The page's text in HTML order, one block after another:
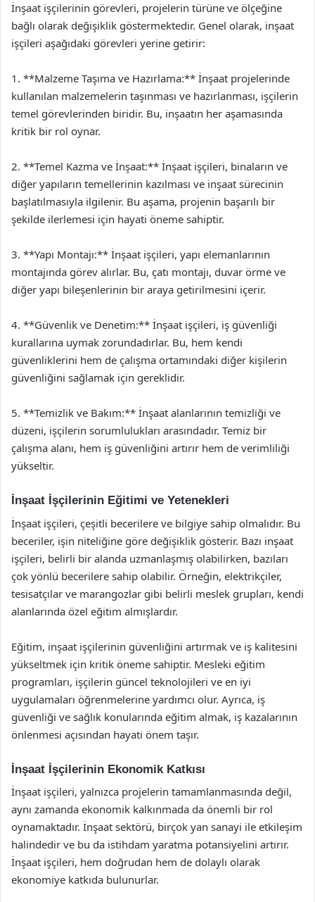
İnşaat işçilerinin görevleri, projelerin türüne ve ölçeğine
bağlı olarak değişiklik göstermektedir. Genel olarak, inşaat
işçileri aşağıdaki görevleri yerine getirir:
1. **Malzeme Taşıma ve Hazırlama:** İnşaat projelerinde
kullanılan malzemelerin taşınması ve hazırlanması, işçilerin
temel görevlerinden biridir. Bu, inşaatın her aşamasında
kritik bir rol oynar.
2. **Temel Kazma ve İnşaat:** İnşaat işçileri, binaların ve
diğer yapıların temellerinin kazılması ve inşaat sürecinin
başlatılmasıyla ilgilenir. Bu aşama, projenin başarılı bir
şekilde ilerlemesi için hayati öneme sahiptir.
3. **Yapı Montajı:** İnşaat işçileri, yapı elemanlarının
montajında görev alırlar. Bu, çatı montajı, duvar örme ve
diğer yapı bileşenlerinin bir araya getirilmesini içerir.
4. **Güvenlik ve Denetim:** İnşaat işçileri, iş güvenliği
kurallarına uymak zorundadırlar. Bu, hem kendi
güvenliklerini hem de çalışma ortamındaki diğer kişilerin
güvenliğini sağlamak için gereklidir.
5. **Temizlik ve Bakım:** İnşaat alanlarının temizliği ve
düzeni, işçilerin sorumlulukları arasındadır. Temiz bir
çalışma alanı, hem iş güvenliğini artırır hem de verimliliği
yükseltir.
İnşaat İşçilerinin Eğitimi ve Yetenekleri
İnşaat işçileri, çeşitli becerilere ve bilgiye sahip olmalıdır. Bu
beceriler, işin niteliğine göre değişiklik gösterir. Bazı inşaat
işçileri, belirli bir alanda uzmanlaşmış olabilirken, bazıları
çok yönlü becerilere sahip olabilir. Örneğin, elektrikçiler,
tesisatçılar ve marangozlar gibi belirli meslek grupları, kendi
alanlarında özel eğitim almışlardır.
Eğitim, inşaat işçilerinin güvenliğini artırmak ve iş kalitesini
yükseltmek için kritik öneme sahiptir. Mesleki eğitim
programları, işçilerin güncel teknolojileri ve en iyi
uygulamaları öğrenmelerine yardımcı olur. Ayrıca, iş
güvenliği ve sağlık konularında eğitim almak, iş kazalarının
önlenmesi açısından hayati önem taşır.
İnşaat İşçilerinin Ekonomik Katkısı
İnşaat işçileri, yalnızca projelerin tamamlanmasında değil,
aynı zamanda ekonomik kalkınmada da önemli bir rol
oynamaktadır. İnşaat sektörü, birçok yan sanayi ile etkileşim
halindedir ve bu da istihdam yaratma potansiyelini artırır.
İnşaat işçileri, hem doğrudan hem de dolaylı olarak
ekonomiye katkıda bulunurlar.